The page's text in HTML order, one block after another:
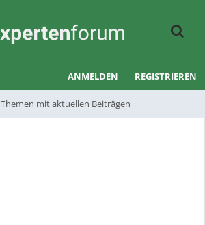
Themen mit aktuellen Beiträgen
ANMELDEN REGISTRIEREN